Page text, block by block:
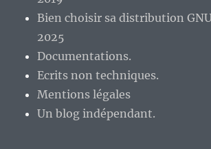
Bien choisir sa distribution
2025
Documentations.
Ecrits non techniques.
Mentions légales
Un blog indépendant.